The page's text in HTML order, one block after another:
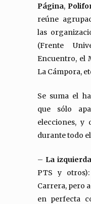
Página,
reúne
las
(Frente
Encuentro, el
La Cámpora,
Se suma el
que sólo
elecciones, y
durante todo
– La
PTS y
Carrera, pero
en perfecta